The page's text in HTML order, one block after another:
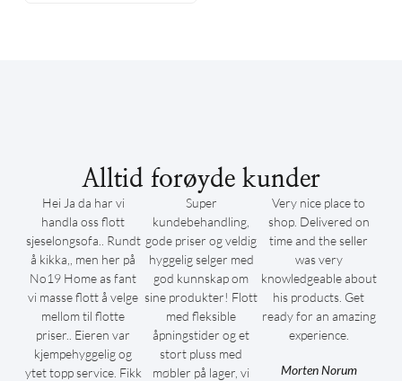
Alltid forøyde kunder
Hei Ja da har vi
handla oss flott
sjeselongsofa.. Rundt
å kikka,, men her på
No19 Home as fant
vi masse flott å velge
mellom til flotte
priser.. Eieren var
kjempehyggelig og
ytet topp service. Fikk
Super
kundebehandling,
gode priser og veldig
hyggelig selger med
god kunnskap om
sine produkter! Flott
med fleksible
åpningstider og et
stort pluss med
møbler på lager, vi
Very nice place to
shop. Delivered on
time and the seller
was very
knowledgeable about
his products. Get
ready for an amazing
experience.
Morten Norum